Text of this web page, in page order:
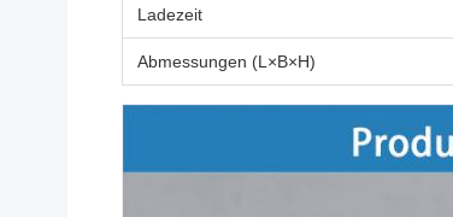
Ladezeit
Abmessungen (L×B×H)